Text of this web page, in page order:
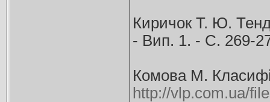
Киричок Т. Ю.
- Вип. 1. - С. 269-
Комова М.
http://vlp.com.ua/